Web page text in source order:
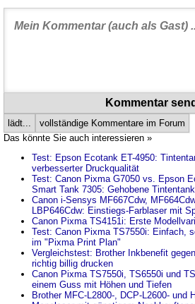
Kommentar
lädt...
vollständige Kommentare im Forum
Das könnte Sie auch interessieren »
Test: Epson Ecotank ET-4950:
verbesserter Druckqualität
Test: Canon Pixma G7050 vs. Epson
Smart Tank 7305: Gehobene
Canon i-Sensys MF667Cdw,
LBP646Cdw: Einstiegs-Farblaser mit
Canon Pixma TS4151i: Erste
Test: Canon Pixma TS7550i: Einfach,
im "Pixma Print Plan"
Vergleichstest: Brother Inkbenefit
richtig billig drucken
Canon Pixma TS7550i, TS6550i und
einem Guss mit Höhen und Tiefen
Brother MFC-L2800-, DCP-L2600- und